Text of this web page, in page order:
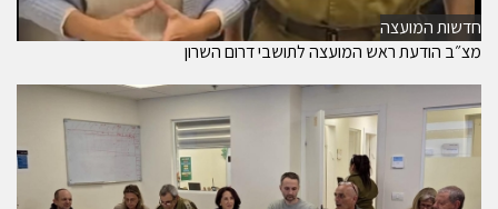
חדשות המועצה
מצ״ב הודעת ראש המועצה לתושבי דרום השרון